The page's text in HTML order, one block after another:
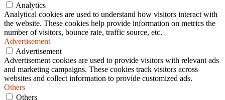
Analytics
Analytical cookies are used to understand how visitors interact with
the website. These cookies help provide information on metrics the
number of visitors, bounce rate, traffic source, etc.
Advertisement
Advertisement
Advertisement cookies are used to provide visitors with relevant ads
and marketing campaigns. These cookies track visitors across
websites and collect information to provide customized ads.
Others
Others